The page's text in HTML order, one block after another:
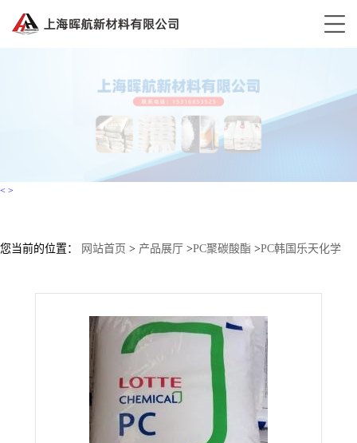
< >
您当前的位置： 网站首页 > 产品展厅 >PC聚碳酸酯 >PC韩国乐天化学